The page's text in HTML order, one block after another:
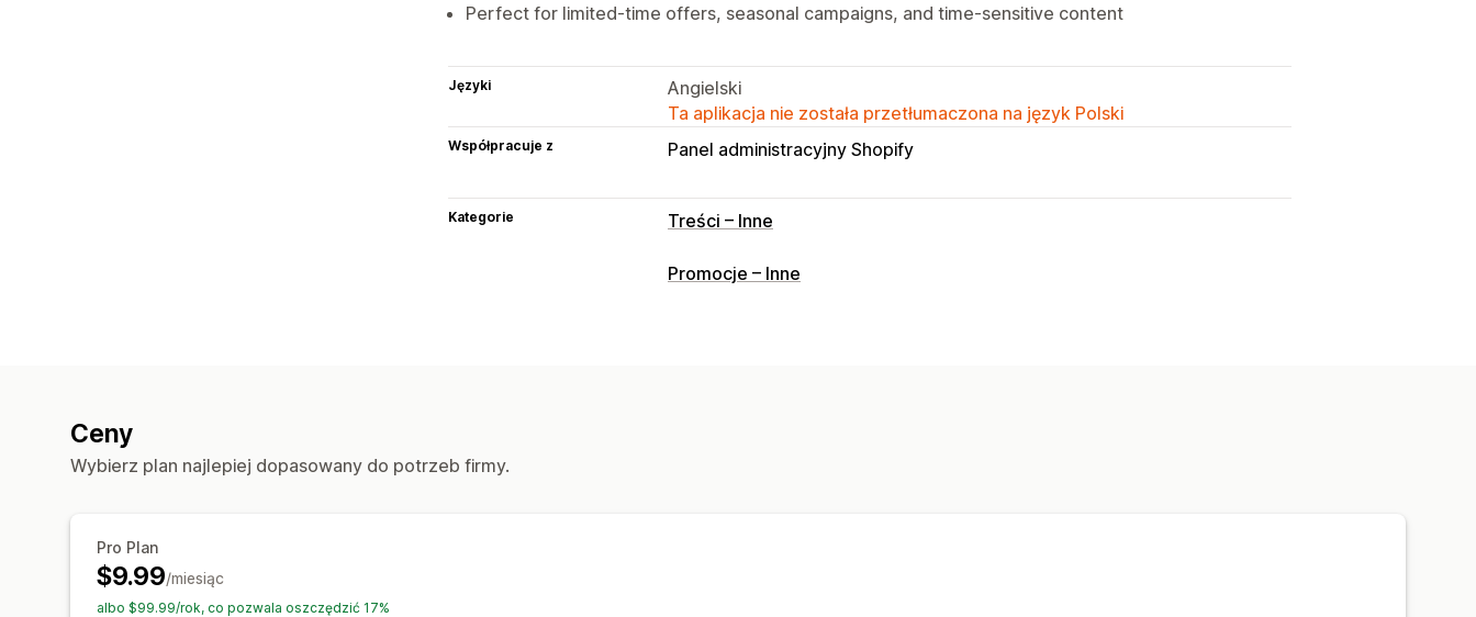
Perfect for limited-time offers, seasonal campaigns, and time-sensitive content
Języki
Angielski
Ta aplikacja nie została przetłumaczona na język Polski
Współpracuje z Panel administracyjny Shopify
Kategorie Treści – Inne
Promocje – Inne
Ceny
Wybierz plan najlepiej dopasowany do potrzeb firmy.
Pro Plan
$9.99/miesiąc
albo $99.99/rok, co pozwala oszczędzić 17%